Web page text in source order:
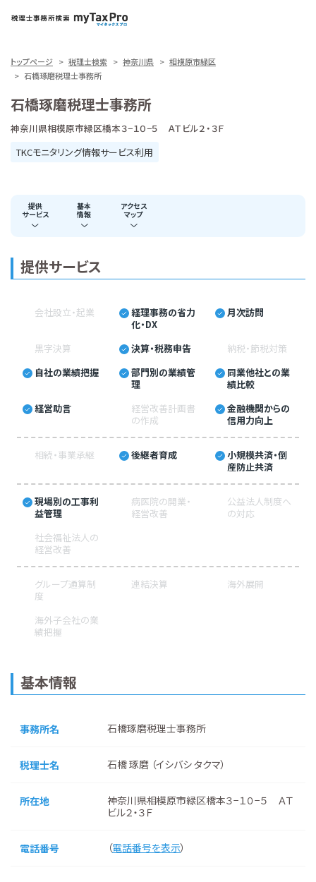
トップページ 税理士検索 神奈川県
相模原市緑区
石橋琢磨税理士事務所
石橋琢磨税理士事務所
神奈川県相模原市緑区橋本３−１０−５ ＡＴビル２・３Ｆ
TKCモニタリング情報サービス利用
提供
サービス
基本
情報
アクセス
マップ
提供サービス
会社設立・起業
経理事務の省力
化・DX
月次訪問
黒字決算 決算・税務申告
納税・節税対策
自社の業績把握
部門別の業績管
理
同業他社との業
績比較
経営助言
経営改善計画書
の作成
金融機関からの
信用力向上
相続・事業承継 後継者育成
小規模共済・倒
産防止共済
現場別の工事利
益管理
病医院の開業・
経営改善
公益法人制度へ
の対応
社会福祉法人の
経営改善
グループ通算制
度
連結決算 海外展開
海外子会社の業
績把握
基本情報
事務所名 石橋琢磨税理士事務所
税理士名 石橋 琢磨 （イシバシ タクマ）
所在地
神奈川県相模原市緑区橋本３−１０−５ ＡＴ
ビル２・３Ｆ
電話番号 （電話番号を表示）